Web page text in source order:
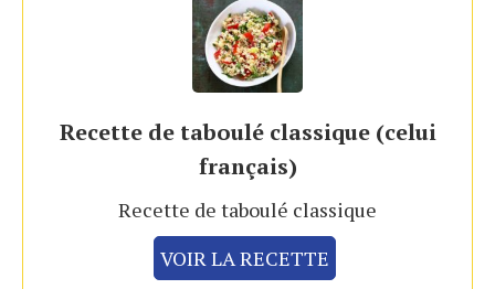
Recette de taboulé classique (celui
français)
Recette de taboulé classique
VOIR LA RECETTE